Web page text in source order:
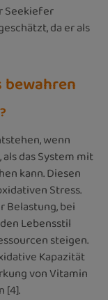
Seekiefer
da er als
bewahren
wenn
das System mit
kann. Diesen
Stress.
Belastung, bei
Lebensstil
steigen.
Kapazität
von Vitamin
[4].